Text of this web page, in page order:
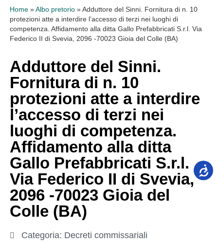
Home » Albo pretorio » Adduttore del Sinni. Fornitura di n. 10
protezioni atte a interdire l’accesso di terzi nei luoghi di
competenza. Affidamento alla ditta Gallo Prefabbricati S.r.l. Via
Federico II di Svevia, 2096 -70023 Gioia del Colle (BA)
Adduttore del Sinni.
Fornitura di n. 10
protezioni atte a interdire
l’accesso di terzi nei
luoghi di competenza.
Affidamento alla ditta
Gallo Prefabbricati S.r.l.
Via Federico II di Svevia,
2096 -70023 Gioia del
Colle (BA)
Categoria: Decreti commissariali